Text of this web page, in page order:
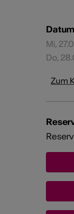
Datum
Mi,
Do,
Zum